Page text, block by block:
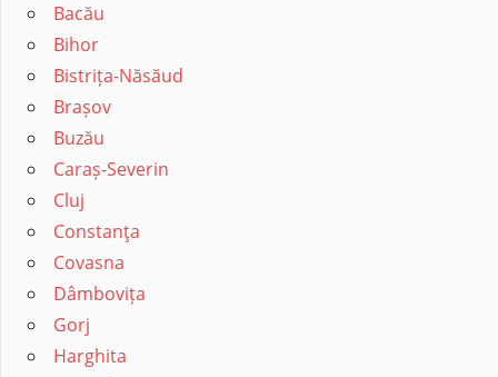
Bacău
Bihor
Bistrița-Năsăud
Brașov
Buzău
Caraș-Severin
Cluj
Constanţa
Covasna
Dâmbovița
Gorj
Harghita